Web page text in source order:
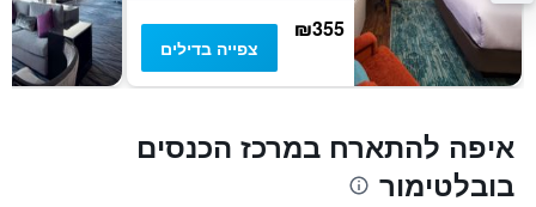
₪355
צפייה בדילים
איפה להתארח במרכז הכנסים
בובלטימור